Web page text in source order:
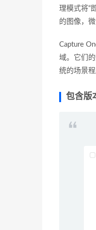
理模式将“
的图像，
Capture
域。它们
统的场景
包含版